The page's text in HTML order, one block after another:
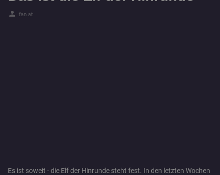
person fan.at
Es ist soweit - die Elf der Hinrunde steht fest. In den letzten Wochen